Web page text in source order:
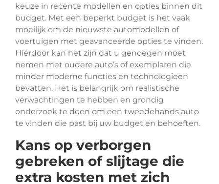
keuze in recente modellen en opties binnen dit
budget. Met een beperkt budget is het vaak
moeilijk om de nieuwste automodellen of
voertuigen met geavanceerde opties te vinden.
Hierdoor kan het zijn dat u genoegen moet
nemen met oudere auto’s of exemplaren die
minder moderne functies en technologieën
bevatten. Het is belangrijk om realistische
verwachtingen te hebben en grondig
onderzoek te doen om een tweedehands auto
te vinden die past bij uw budget en behoeften.
Kans op verborgen
gebreken of slijtage die
extra kosten met zich